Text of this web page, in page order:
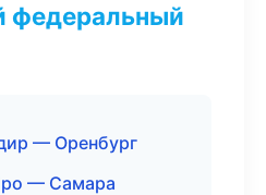
федеральный
— Оренбург
— Самара